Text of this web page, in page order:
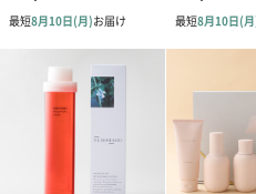
メ入り仕様のため、結婚式やパー
てもおすすめです。